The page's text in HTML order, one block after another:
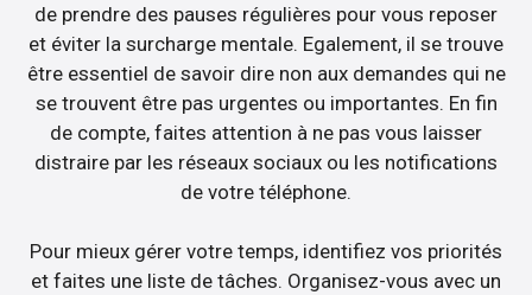
de prendre des pauses régulières pour vous reposer
et éviter la surcharge mentale. Egalement, il se trouve
être essentiel de savoir dire non aux demandes qui ne
se trouvent être pas urgentes ou importantes. En fin
de compte, faites attention à ne pas vous laisser
distraire par les réseaux sociaux ou les notifications
de votre téléphone.
Pour mieux gérer votre temps, identifiez vos priorités
et faites une liste de tâches. Organisez-vous avec un